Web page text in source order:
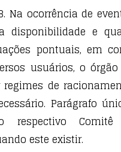
Na ocorrência de
disponibilidade e
pontuais, em
usuários, o
de
Parágrafo
respectivo
este existir.